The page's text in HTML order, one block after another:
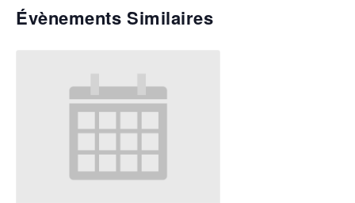
Évènements Similaires